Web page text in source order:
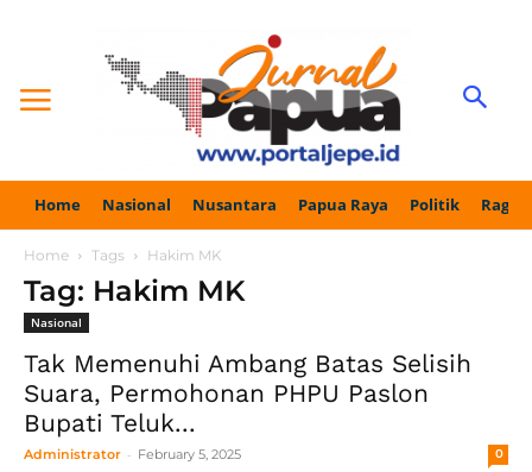
Home Nasional Nusantara Papua Raya Politik
Home Tags Hakim MK
Tag: Hakim MK
Nasional
Tak Memenuhi Ambang Batas Selisih
Suara, Permohonan PHPU Paslon
Bupati Teluk...
Administrator - February 5, 2025 0